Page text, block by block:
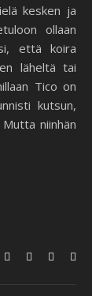
kesken ja
ollaan
että koira
läheltä tai
Tico on
kutsun,
niinhän